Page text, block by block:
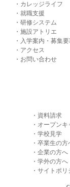
カレッジライフ
就職支援
研修システム
施設アトリエ
入学案内・募集
アクセス
お問い合わせ
資料請求
オープンキ
学校見学
卒業生の方
企業の方へ
学外の方へ
サイトポリ